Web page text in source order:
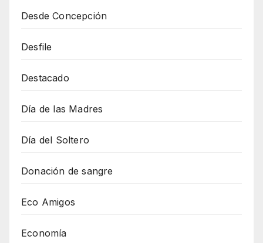
Desde Concepción
Desfile
Destacado
Día de las Madres
Día del Soltero
Donación de sangre
Eco Amigos
Economía